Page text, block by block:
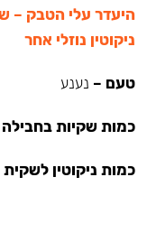
היעדר עלי הטבק –
ניקוטין נוזלי אחר
טעם – נענע
כמות שקיות
כמות ניקוטין לשקית